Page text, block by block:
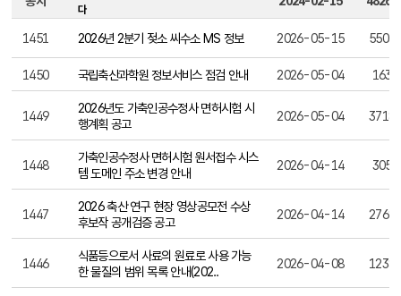
다
1451 2026년 2분기 젖소 씨수소 MS 정보 2026-05-15 5503
1450 국립축산과학원 정보서비스 점검 안내 2026-05-04 163
1449
2026년도 가축인공수정사 면허시험 시
행계획 공고
2026-05-04 3718
1448
가축인공수정사 면허시험 원서접수 시스
템 도메인 주소 변경 안내
2026-04-14 305
1447
2026 축산 연구 현장 영상공모전 수상
후보작 공개검증 공고
2026-04-14 2768
1446
식품등으로서 사료의 원료로 사용 가능
한 물질의 범위 목록 안내(202..
2026-04-08 1238